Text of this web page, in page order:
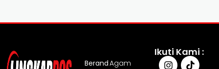
BerandAgam
Ikuti Kami :